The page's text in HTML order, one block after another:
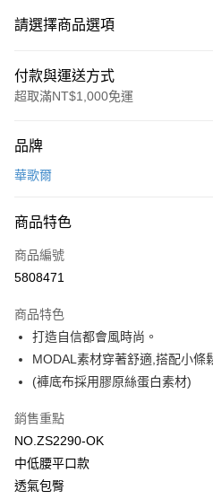
請選擇商品選項
付款與運送方式
超取滿NT$1,000免運
信用卡一次付款
LINE Pay
街口支付
運送方式
全家取貨付款
每筆NT$80，滿NT$1,000(含以上)
付款後全家取貨
每筆NT$80，滿NT$1,000(含以上)
7-11取貨付款
品牌
華歌爾
商品特色
商品編號
5808471
商品特色
打造自信都會風時尚。
MODAL素材穿著舒適,搭配小條
(褲底布採用膠原絲蛋白素材)
銷售重點
NO.ZS2290-OK
中低腰平口款
透氣包臀